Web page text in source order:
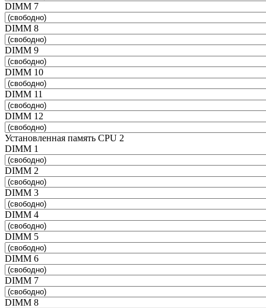
DIMM 7
DIMM 8
DIMM 9
DIMM 10
DIMM 11
DIMM 12
Установленная память CPU 2
DIMM 1
DIMM 2
DIMM 3
DIMM 4
DIMM 5
DIMM 6
DIMM 7
DIMM 8